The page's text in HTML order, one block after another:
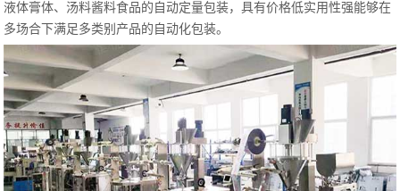
液体膏体、汤料酱料食品的自动定量包装，具有价格低实用性强能够在
多场合下满足多类别产品的自动化包装。